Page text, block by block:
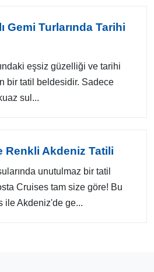
Gemi Turlarında Tarihi
eşsiz güzelliği ve tarihi
bir tatil beldesidir. Sadece
sul...
Renkli Akdeniz Tatili
unutulmaz bir tatil
Cruises tam size göre! Bu
ile Akdeniz'de ge...